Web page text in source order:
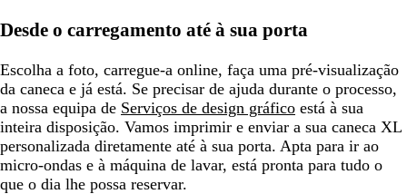
Desde o carregamento até à sua porta
Escolha a foto, carregue-a online, faça uma pré-visualização
da caneca e já está. Se precisar de ajuda durante o processo,
a nossa equipa de Serviços de design gráfico está à sua
inteira disposição. Vamos imprimir e enviar a sua caneca XL
personalizada diretamente até à sua porta. Apta para ir ao
micro-ondas e à máquina de lavar, está pronta para tudo o
que o dia lhe possa reservar.